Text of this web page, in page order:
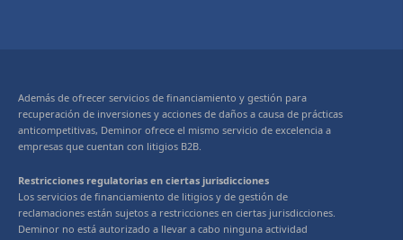
Además de ofrecer servicios de financiamiento y gestión para
recuperación de inversiones y acciones de daños a causa de prácticas
anticompetitivas, Deminor ofrece el mismo servicio de excelencia a
empresas que cuentan con litigios B2B.
Restricciones regulatorias en ciertas jurisdicciones
Los servicios de financiamiento de litigios y de gestión de
reclamaciones están sujetos a restricciones en ciertas jurisdicciones.
Deminor no está autorizado a llevar a cabo ninguna actividad